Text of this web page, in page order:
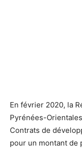
En février 2020, la
Pyrénées-
Contrats de
pour un montant de